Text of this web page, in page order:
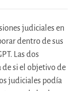
judiciales en
dentro de sus
Las dos
de si el objetivo de
judiciales podía